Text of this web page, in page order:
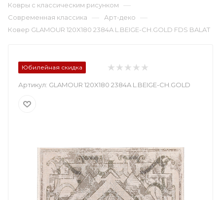
Ковры с классическим рисунком —
Современная классика — Арт-деко —
Ковер GLAMOUR 120X180 2384A L.BEIGE-CH.GOLD FDS BALAT
Юбилейная скидка
Артикул: GLAMOUR 120X180 2384A L.BEIGE-CH.GOLD